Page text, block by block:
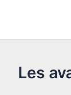
Les